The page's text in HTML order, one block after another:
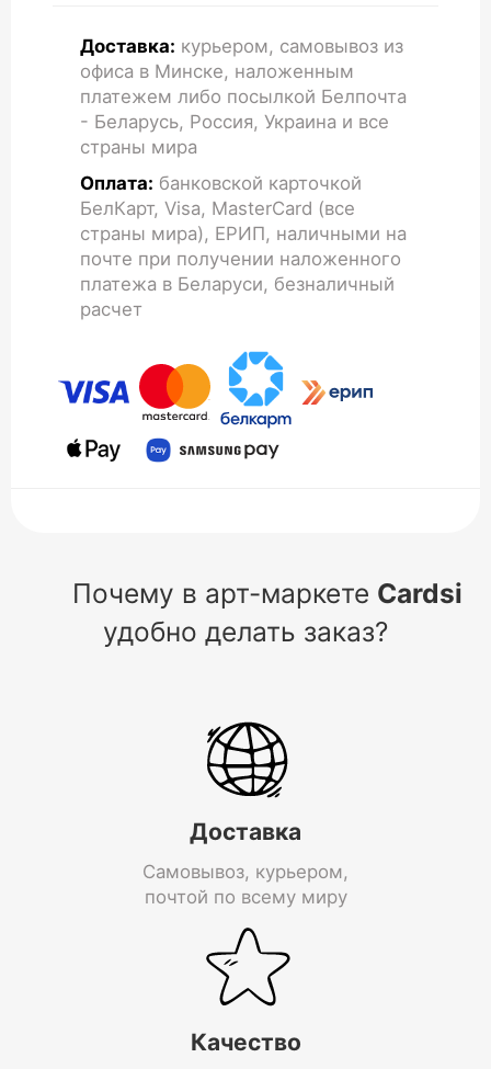
Доставка: курьером, самовывоз из
офиса в Минске, наложенным
платежем либо посылкой Белпочта
- Беларусь, Россия, Украина и все
страны мира
Оплата: банковской карточкой
БелКарт, Visa, MasterCard (все
страны мира), ЕРИП, наличными на
почте при получении наложенного
платежа в Беларуси, безналичный
расчет
Почему в арт-маркете Cardsi
удобно делать заказ?
Доставка
Самовывоз, курьером,
почтой по всему миру
Качество